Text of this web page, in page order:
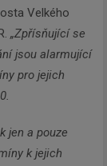
Velkého
„Zpřísňující se
jsou alarmující
pro jejich
jen a pouze
k jejich